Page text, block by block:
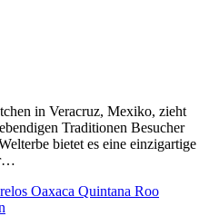
in Veracruz, Mexiko, zieht
Traditionen Besucher
bietet es eine einzigartige
Oaxaca Quintana Roo